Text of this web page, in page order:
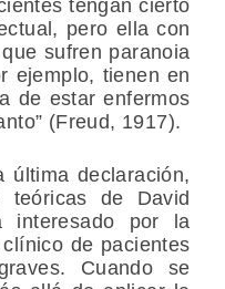
tengan cierto
pero ella con
sufren paranoia
ejemplo, tienen en
de estar enfermos
(Freud, 1917).
última declaración,
teóricas de David
interesado por la
de pacientes
Cuando se